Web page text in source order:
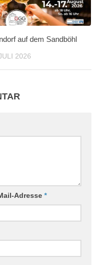
auf dem Sandböhl
2026
Adresse *